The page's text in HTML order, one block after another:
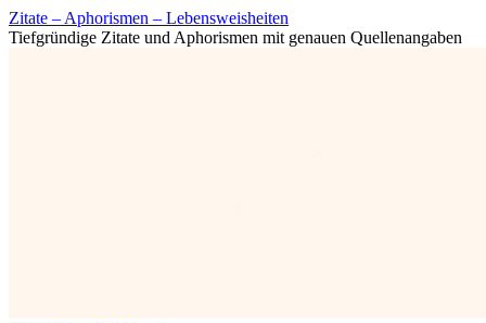
Zitate – Aphorismen – Lebensweisheiten
Tiefgründige Zitate und Aphorismen mit genauen Quellenangaben